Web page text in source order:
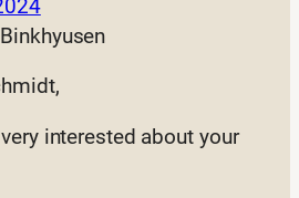
very interested about your